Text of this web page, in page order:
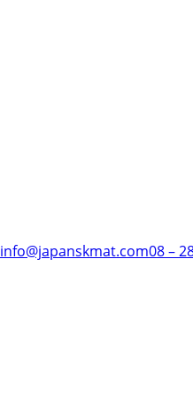
info@japanskmat.com08 –